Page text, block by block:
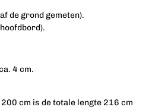
de grond gemeten).
4 cm.
cm is de totale lengte 216 cm